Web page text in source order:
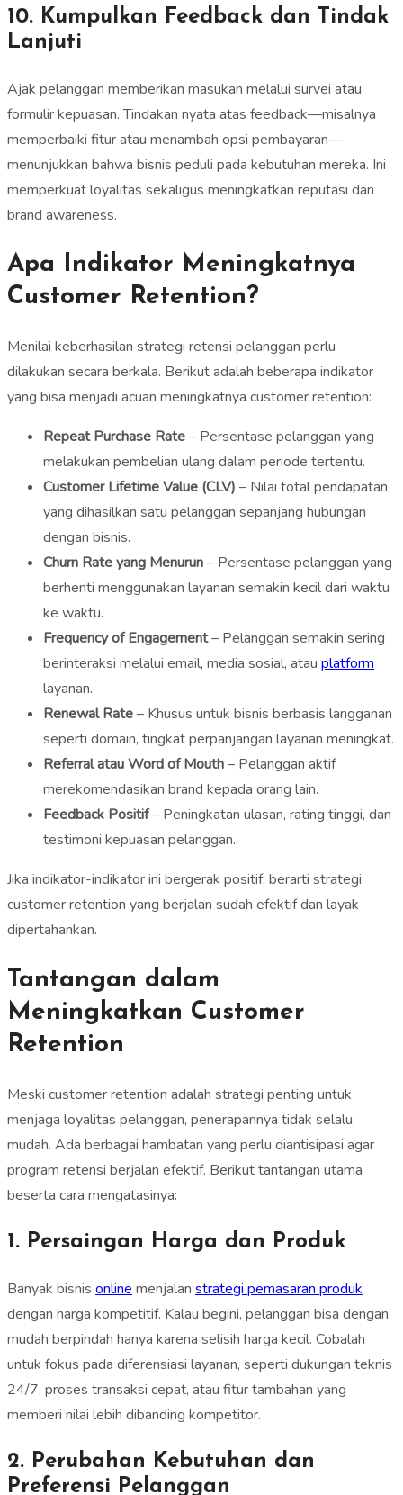
10. Kumpulkan Feedback dan Tindak
Lanjuti
Ajak pelanggan memberikan masukan melalui survei atau
formulir kepuasan. Tindakan nyata atas feedback—misalnya
memperbaiki fitur atau menambah opsi pembayaran—
menunjukkan bahwa bisnis peduli pada kebutuhan mereka. Ini
memperkuat loyalitas sekaligus meningkatkan reputasi dan
brand awareness.
Apa Indikator Meningkatnya
Customer Retention?
Menilai keberhasilan strategi retensi pelanggan perlu
dilakukan secara berkala. Berikut adalah beberapa indikator
yang bisa menjadi acuan meningkatnya customer retention:
Repeat Purchase Rate– Persentase pelanggan yang
melakukan pembelian ulang dalam periode tertentu.
Customer Lifetime Value (CLV) – Nilai total pendapatan
yang dihasilkan satu pelanggan sepanjang hubungan
dengan bisnis.
Churn Rate yang Menurun– Persentase pelanggan yang
berhenti menggunakan layanan semakin kecil dari waktu
ke waktu.
Frequency of Engagement– Pelanggan semakin sering
berinteraksi melalui email, media sosial, atau platform
layanan.
Renewal Rate– Khusus untuk bisnis berbasis langganan
seperti domain, tingkat perpanjangan layanan meningkat.
Referral atau Word of Mouth– Pelanggan aktif
merekomendasikan brand kepada orang lain.
Feedback Positif– Peningkatan ulasan, rating tinggi, dan
testimoni kepuasan pelanggan.
Jika indikator-indikator ini bergerak positif, berarti strategi
customer retention yang berjalan sudah efektif dan layak
dipertahankan.
Tantangan dalam
Meningkatkan Customer
Retention
Meski customer retention adalah strategi penting untuk
menjaga loyalitas pelanggan, penerapannya tidak selalu
mudah. Ada berbagai hambatan yang perlu diantisipasi agar
program retensi berjalan efektif. Berikut tantangan utama
beserta cara mengatasinya:
1. Persaingan Harga dan Produk
Banyak bisnis online menjalan strategi pemasaran produk
dengan harga kompetitif. Kalau begini, pelanggan bisa dengan
mudah berpindah hanya karena selisih harga kecil. Cobalah
untuk fokus pada diferensiasi layanan, seperti dukungan teknis
24/7, proses transaksi cepat, atau fitur tambahan yang
memberi nilai lebih dibanding kompetitor.
2. Perubahan Kebutuhan dan
Preferensi Pelanggan